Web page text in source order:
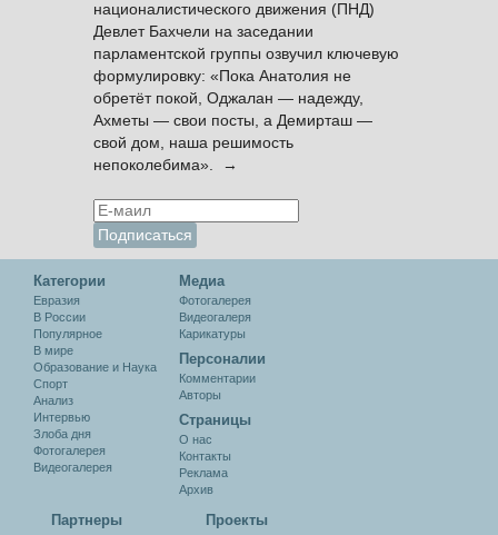
националистического движения (ПНД)
Девлет Бахчели на заседании
парламентской группы озвучил ключевую
формулировку: «Пока Анатолия не
обретёт покой, Оджалан — надежду,
Ахметы — свои посты, а Демирташ —
свой дом, наша решимость
непоколебима». →
Категории
Евразия
В России
Популярное
В мире
Образование и Наука
Спорт
Анализ
Интервью
Злоба дня
Фотогалерея
Видеогалерея
Медиа
Фотогалерея
Видеогалеря
Карикатуры
Персоналии
Комментарии
Авторы
Cтраницы
О нас
Контакты
Реклама
Архив
Партнеры Проекты